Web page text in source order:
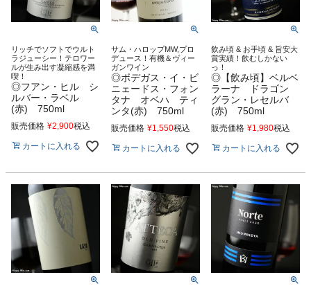
リッチでソフトでウルト
ラジューシー！テロワー
ルが生み出す凝縮感を満
喫！
◎フアン・ヒル シ
ルバー・ラベル
(赤) 750ml
販売価格 ¥2,900税込
カートに入れる
サム・ハロップMW,プロ
デュース！有機＆ヴィー
ガンワイン
◎ボデガス・イ・ビ
ニェードス・フォン
タナ オベハ ティ
ンタ(赤) 750ml
販売価格 ¥1,550税込
カートに入れる
飲み頃 & お手頃 & 旨安大
賞実績！飲むしかない
っ！
◎【飲み頃】ベルベ
ラーナ ドラゴン
グラン・レセルバ
(赤) 750ml
販売価格 ¥1,980税込
カートに入れる